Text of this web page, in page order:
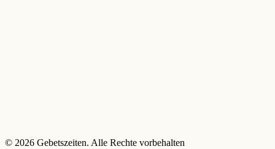
© 2026 Gebetszeiten. Alle Rechte vorbehalten